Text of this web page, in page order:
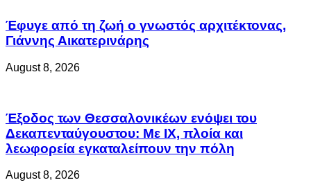
Έφυγε από τη ζωή ο γνωστός αρχιτέκτονας,
Γιάννης Αικατερινάρης
August 8, 2026
Έξοδος των Θεσσαλονικέων ενόψει του
Δεκαπενταύγουστου: Με ΙΧ, πλοία και
λεωφορεία εγκαταλείπουν την πόλη
August 8, 2026